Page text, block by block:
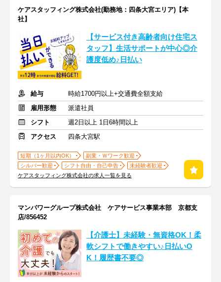
ケアスタッフィング株式会社(勤務地：四条大宮エリア)【本
社】
【サービス付き高齢者向け住宅ス
タッフ】生活サポートが中心◎介
護度低め♪日払い
給与
時給1700円以上+交通費全額支給
雇用形態
派遣社員
シフト
週2日以上 1日6時間以上
アクセス
四条大宮駅
短期（1ヶ月以内OK）
副業・Ｗワーク歓迎
シルバー歓迎
シフト自由・自己申告
未経験者歓迎
ケアスタッフィング株式会社の求人一覧を見る
マンパワーグループ株式会社 ケアサービス事業本部 京都支
店/856452
【介護士】未経験・無資格OK！柔
軟シフトで働きやすい♪日払いO
K！履歴書不要◎